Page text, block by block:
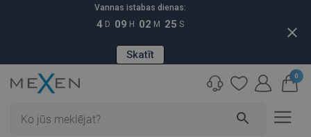
Vannas istabas dienas:
4 D 09 H 02 M 24 S
Skatīt
close
search
0